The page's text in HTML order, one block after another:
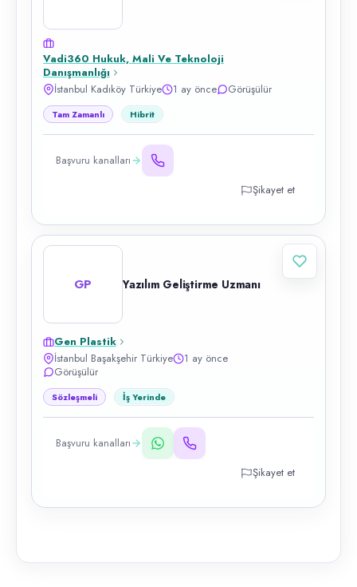
Vadi360 Hukuk, Mali Ve Teknoloji
Danışmanlığı
İstanbul Kadıköy Türkiye
1 ay önce Görüşülür
Tam Zamanlı Hibrit
Başvuru kanalları
Şikayet et
GP Yazılım Geliştirme Uzmanı
Gen Plastik
İstanbul Başakşehir Türkiye
1 ay önce
Görüşülür
Sözleşmeli İş Yerinde
Başvuru kanalları
Şikayet et